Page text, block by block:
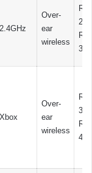
Over-
ear
wireless
R$
R$
350
Over-
ear
wireless
R$
R$
400